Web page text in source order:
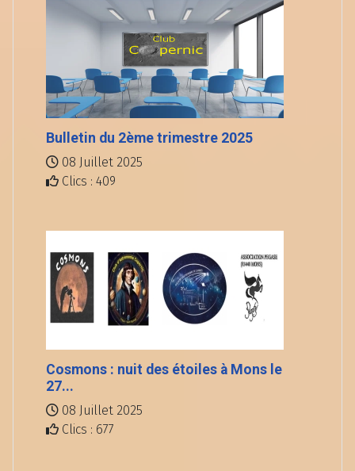
Bulletin du 2ème trimestre 2025
08 Juillet 2025
Clics : 409
Cosmons : nuit des étoiles à Mons le
27...
08 Juillet 2025
Clics : 677